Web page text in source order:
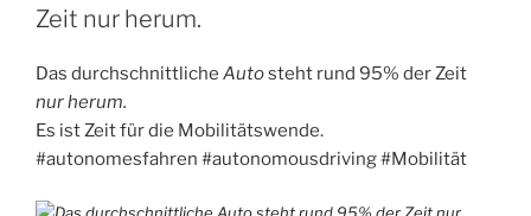
Zeit nur herum.
Das durchschnittliche Autosteht rund 95% der Zeit
nur herum.
Es ist Zeit für die Mobilitätswende.
#autonomesfahren #autonomousdriving#Mobilität